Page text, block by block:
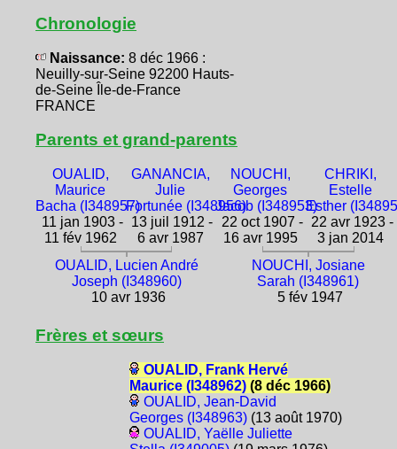
Chronologie
Naissance: 8 déc 1966 :
Neuilly-sur-Seine 92200 Hauts-
de-Seine Île-de-France
FRANCE
Parents et grand-parents
OUALID,
Maurice
Bacha (I348957)
11 jan 1903 -
11 fév 1962
GANANCIA,
Julie
Fortunée (I348956)
13 juil 1912 -
6 avr 1987
NOUCHI,
Georges
Jacob (I348953)
22 oct 1907 -
16 avr 1995
CHRIKI,
Estelle
Esther
22 avr 1923 -
3 jan 2014
OUALID, Lucien André
Joseph (I348960)
10 avr 1936
NOUCHI, Josiane
Sarah (I348961)
5 fév 1947
Frères et sœurs
OUALID, Frank Hervé
Maurice (I348962)(8 déc 1966)
OUALID, Jean-David
Georges (I348963)(13 août 1970)
OUALID, Yaëlle Juliette